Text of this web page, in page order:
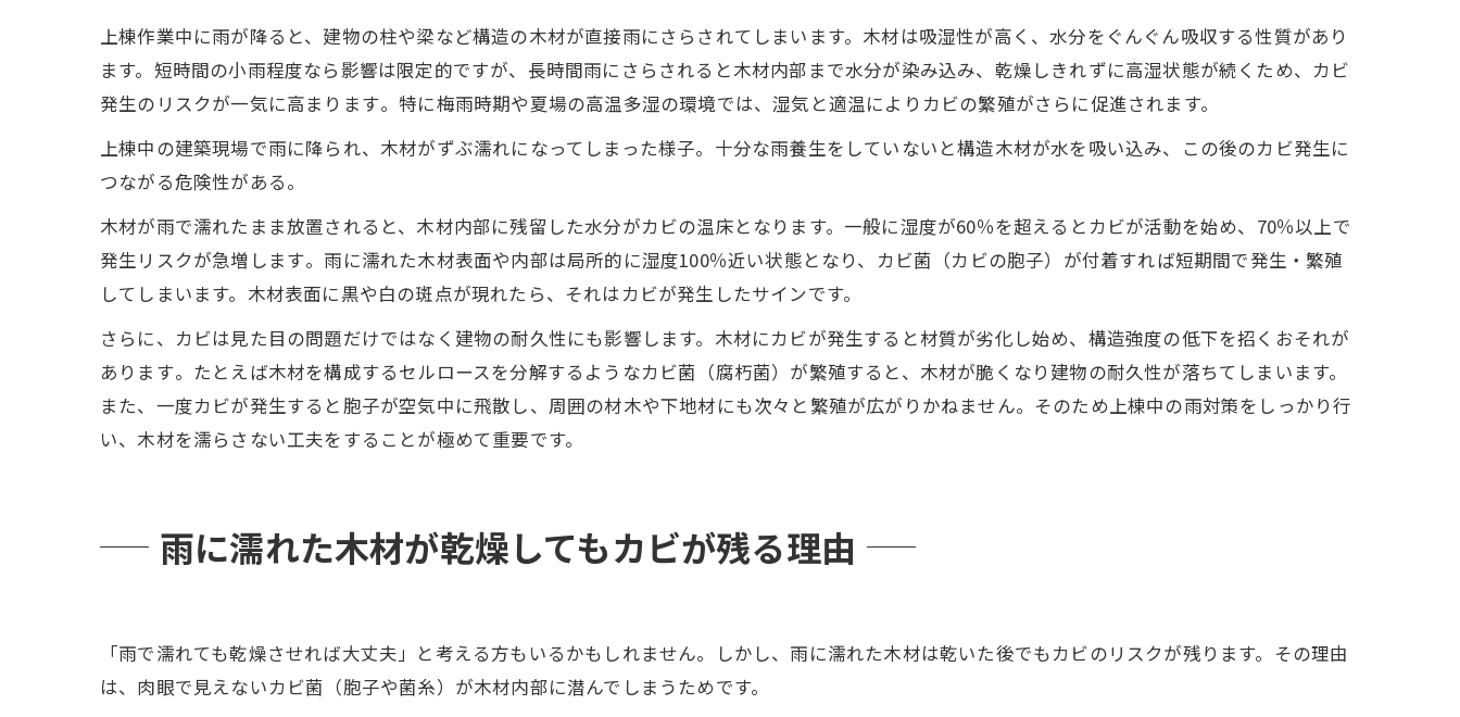
上棟作業中に雨が降ると、建物の柱や梁など構造の木材が直接雨にさらされてしまいます。木材は吸湿性が高く、水分をぐんぐん吸収する性質があり
ます。短時間の小雨程度なら影響は限定的ですが、長時間雨にさらされると木材内部まで水分が染み込み、乾燥しきれずに高湿状態が続くため、カビ
発生のリスクが一気に高まります​。特に梅雨時期や夏場の高温多湿の環境では、湿気と適温によりカビの繁殖がさらに促進されます。
上棟中の建築現場で雨に降られ、木材がずぶ濡れになってしまった様子。十分な雨養生をしていないと構造木材が水を吸い込み、この後のカビ発生に
つながる危険性がある。
木材が雨で濡れたまま放置されると、木材内部に残留した水分がカビの温床となります。一般に湿度が60％を超えるとカビが活動を始め、70％以上で
発生リスクが急増します​。雨に濡れた木材表面や内部は局所的に湿度100％近い状態となり、カビ菌（カビの胞子）が付着すれば短期間で発生・繁殖
してしまいます。木材表面に黒や白の斑点が現れたら、それはカビが発生したサインです。
さらに、カビは見た目の問題だけではなく建物の耐久性にも影響します。木材にカビが発生すると材質が劣化し始め、構造強度の低下を招くおそれが
あります​。たとえば木材を構成するセルロースを分解するようなカビ菌（腐朽菌）が繁殖すると、木材が脆くなり建物の耐久性が落ちてしまいます。
また、一度カビが発生すると胞子が空気中に飛散し、周囲の材木や下地材にも次々と繁殖が広がりかねません。そのため上棟中の雨対策をしっかり行
い、木材を濡らさない工夫をすることが極めて重要です。
雨に濡れた木材が乾燥してもカビが残る理由
「雨で濡れても乾燥させれば大丈夫」と考える方もいるかもしれません。しかし、雨に濡れた木材は乾いた後でもカビのリスクが残ります。その理由
は、肉眼で見えないカビ菌（胞子や菌糸）が木材内部に潜んでしまうためです。